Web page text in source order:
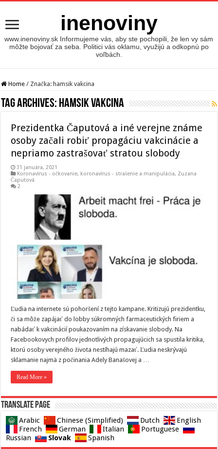
inenoviny
www.inenoviny.sk Informujeme vás, aby ste pochopili, že len vy sám
môžte bojovať za seba. Politici vás oklamu, využijú a odkopnú po
voľbách.
Home / Značka: hamsik vakcina
Tag Archives: hamsik vakcina
Prezidentka Čaputová a iné verejne známe
osoby začali robiť propagáciu vakcinácie a
nepriamo zastrašovať stratou slobody
31 januára, 2021
Koronavírus - očkovanie, koronavírus - strašenie a manipulácia, Zuzana
Čaputová
2
Ľudia na internete sú pohoršení z tejto kampane. Kritizujú prezidentku,
či sa môže zapájať do lobby súkromných farmaceutických firiem a
nabádať k vakcinácií poukazovaním na získavanie slobody. Na
Facebookovych profilov jednotlivých propagujúcich sa spustila kritika,
ktorú osoby verejného života nestíhajú mazať. Ľudia neskrývajú
sklamanie najmä z počinania Adely Banašovej a …
Read More »
Translate page
Arabic Chinese (Simplified) Dutch
English
French
German Italian
Portuguese
Russian
Slovak Spanish